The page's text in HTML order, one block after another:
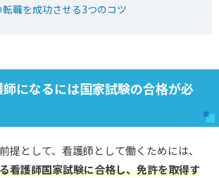
職を成功させる3つのコツ
師になるには国家試験の合格が必
提として、看護師として働くためには、
看護師国家試験に合格し、免許を取得す